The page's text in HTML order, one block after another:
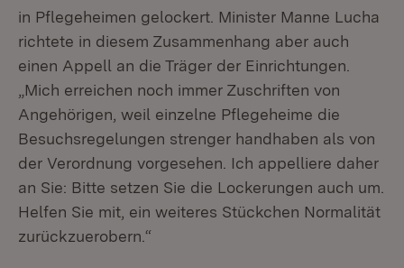
in Pflegeheimen gelockert. Minister Manne Lucha
richtete in diesem Zusammenhang aber auch
einen Appell an die Träger der Einrichtungen.
„Mich erreichen noch immer Zuschriften von
Angehörigen, weil einzelne Pflegeheime die
Besuchsregelungen strenger handhaben als von
der Verordnung vorgesehen. Ich appelliere daher
an Sie: Bitte setzen Sie die Lockerungen auch um.
Helfen Sie mit, ein weiteres Stückchen Normalität
zurückzuerobern.“